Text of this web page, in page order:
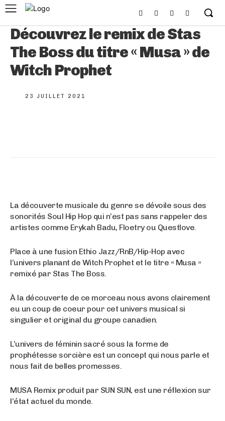
Découvrez le remix de Stas
The Boss du titre « Musa » de
Witch Prophet
23 JUILLET 2021
La découverte musicale du genre se dévoile sous des
sonorités Soul Hip Hop qui n’est pas sans rappeler des
artistes comme Erykah Badu, Floetry ou Questlove.
Place à une fusion Ethio Jazz/RnB/Hip-Hop avec
l’univers planant de Witch Prophet et le titre « Musa »
remixé par Stas The Boss.
À la découverte de ce morceau nous avons clairement
eu un coup de coeur pour cet univers musical si
singulier et original du groupe canadien.
L’univers de féminin sacré sous la forme de
prophétesse sorcière est un concept qui nous parle et
nous fait de belles promesses.
MUSA Remix produit par SUN SUN, est une réflexion sur
l’état actuel du monde.